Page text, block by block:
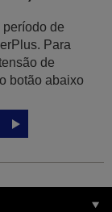
período de
Para
de
botão abaixo